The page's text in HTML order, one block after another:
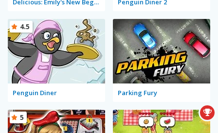
Delicious: Emily's New Beginning Penguin Diner 2
Penguin Diner
4.5
Parking Fury
5